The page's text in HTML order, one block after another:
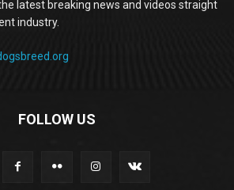
latest breaking news and videos straight
industry.
FOLLOW US